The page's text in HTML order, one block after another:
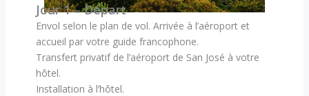
Jour 1 – Départ
Envol selon le plan de vol. Arrivée à l’aéroport et
accueil par votre guide francophone.
Transfert privatif de l’aéroport de San José à votre
hôtel.
Installation à l’hôtel.